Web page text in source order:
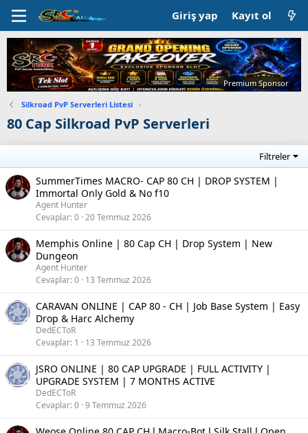
Giriş yap Kayıt ol
Premium Sponsor
Silkroad PvP Serverleri Listesi ›
80 Cap Silkroad PvP Serverleri
Filtreler
SummerTimes MACRO- CAP 80 CH | DROP SYSTEM |
Immortal Only Gold & No f10
Agent Hunter
Cevaplar 0 20 Temmuz 2026
Memphis Online | 80 Cap CH | Drop System | New
Dungeon
Agent Hunter
Cevaplar 0 13 Temmuz 2026
CARAVAN ONLINE | CAP 80 - CH | Job Base System | Easy
Drop & Harc Alchemy
DedECToR
Cevaplar 1 13 Temmuz 2026
JSRO ONLINE | 80 CAP UPGRADE | FULL ACTIVITY |
UPGRADE SYSTEM | 7 MONTHS ACTIVE
DedECToR
Cevaplar 0 9 Temmuz 2026